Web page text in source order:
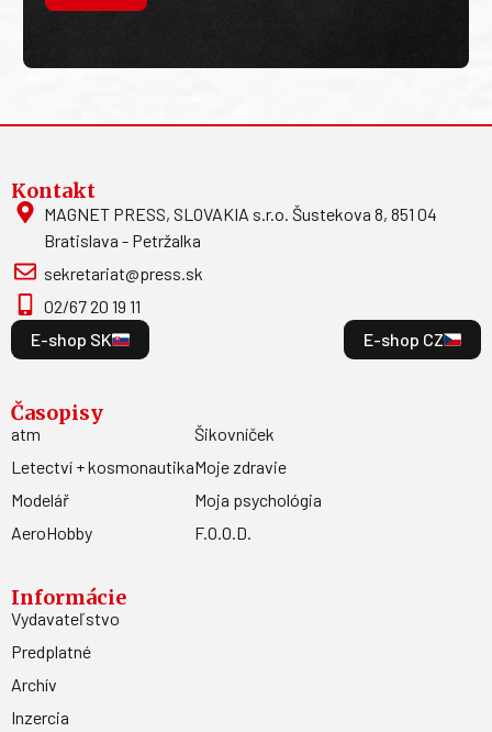
Kontakt
MAGNET PRESS, SLOVAKIA s.r.o. Šustekova 8, 851 04
Bratislava - Petržalka
sekretariat@press.sk
02/67 20 19 11
E-shop SK
E-shop CZ
Časopisy
atm
Letectví + kosmonautika
Modelář
AeroHobby
Šikovníček
Moje zdravie
Moja psychológia
F.O.O.D.
Informácie
Vydavateľstvo
Predplatné
Archív
Inzercia